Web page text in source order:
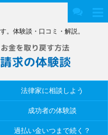
。体験談・口コミ・解説。
法律家に相談しよう
成功者の体験談
過払い金いつまで続く？